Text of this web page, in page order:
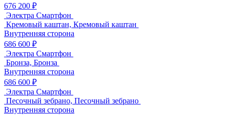
676 200 ₽
Электра Смартфон
Кремовый каштан, Кремовый каштан
Внутренняя сторона
686 600 ₽
Электра Смартфон
Бронза, Бронза
Внутренняя сторона
686 600 ₽
Электра Смартфон
Песочный зебрано, Песочный зебрано
Внутренняя сторона